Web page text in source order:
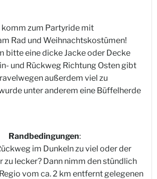
komm zum Partyride mit
Rad und Weihnachtskostümen!
bitte eine dicke Jacke oder Decke
und Rückweg Richtung Osten gibt
außerdem viel zu
unter anderem eine Büffelherde
Randbedingungen:
im Dunkeln zu viel oder der
zu lecker? Dann nimm den stündlich
vom ca. 2 km entfernt gelegenen